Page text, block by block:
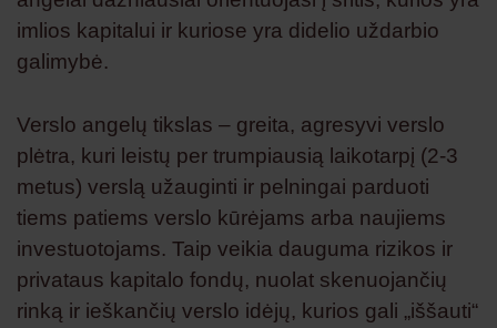
imlios kapitalui ir kuriose yra didelio uždarbio
galimybė.
Verslo angelų tikslas – greita, agresyvi verslo
plėtra, kuri leistų per trumpiausią laikotarpį (2-3
metus) verslą užauginti ir pelningai parduoti
tiems patiems verslo kūrėjams arba naujiems
investuotojams. Taip veikia dauguma rizikos ir
privataus kapitalo fondų, nuolat skenuojančių
rinką ir ieškančių verslo idėjų, kurios gali „iššauti“